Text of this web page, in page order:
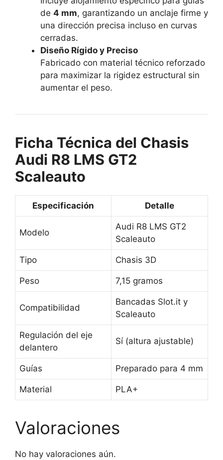
de 4 mm, garantizando un anclaje firme y
una dirección precisa incluso en curvas
cerradas.
Diseño Rígido y Preciso
Fabricado con material técnico reforzado
para maximizar la rigidez estructural sin
aumentar el peso.
Ficha Técnica del Chasis
Audi R8 LMS GT2
Scaleauto
Especificación Detalle
Modelo
Audi R8 LMS GT2
Scaleauto
Tipo Chasis 3D
Peso 7,15 gramos
Compatibilidad
Bancadas Slot.it y
Scaleauto
Regulación del eje
delantero
Sí (altura ajustable)
Guías Preparado para 4 mm
Material PLA+
Valoraciones
No hay valoraciones aún.